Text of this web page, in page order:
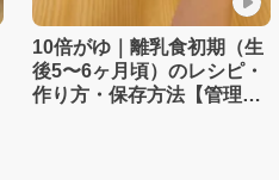
10倍がゆ｜離乳食初期（生
後5〜6ヶ月頃）のレシピ・
作り方・保存方法【管理栄